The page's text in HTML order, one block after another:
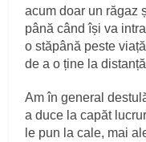
acum doar un răgaz
până când își va
o stăpână peste
de a o ține la
Am în general
a duce la capăt
le pun la cale, mai